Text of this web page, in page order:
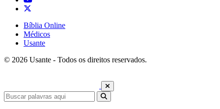
Bíblia Online
Médicos
Usante
© 2026 Usante - Todos os direitos reservados.